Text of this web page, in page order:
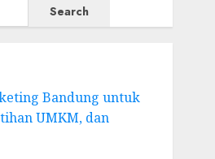
Search
Bandung untuk
UMKM, dan